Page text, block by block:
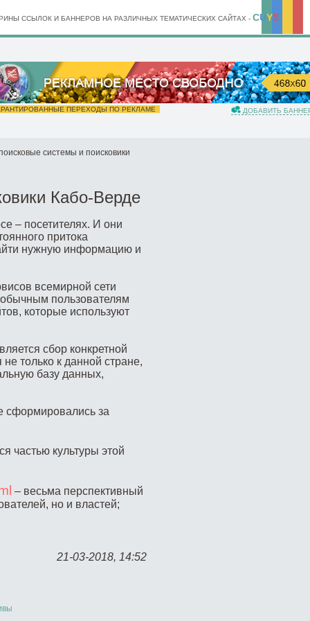
ССЫЛОК И БАННЕРОВ НА РАЗЛИЧНЫХ ТЕМАТИЧЕСКИХ САЙТАХ - CUYS
ПЕРЕХОДЫ ПО РЕКЛАМЕ ДОБАВИТЬ
системы и поисковики
Кабо-Верде
– посетителях. И они
притока
нужную информацию и
всемирной сети
пользователям
которые используют
сбор конкретной
только к данной стране,
базу данных,
сформировались за
частью культуры этой
– весьма перспективный
но и властей;
21-03-2018, 14:52